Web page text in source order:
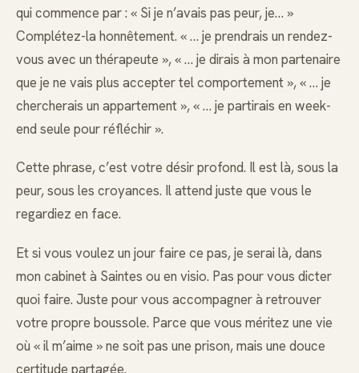
qui commence par : « Si je n’avais pas peur, je… »
Complétez-la honnêtement. « … je prendrais un rendez-
vous avec un thérapeute », « … je dirais à mon partenaire
que je ne vais plus accepter tel comportement », « … je
chercherais un appartement », « … je partirais en week-
end seule pour réfléchir ».
Cette phrase, c’est votre désir profond. Il est là, sous la
peur, sous les croyances. Il attend juste que vous le
regardiez en face.
Et si vous voulez un jour faire ce pas, je serai là, dans
mon cabinet à Saintes ou en visio. Pas pour vous dicter
quoi faire. Juste pour vous accompagner à retrouver
votre propre boussole. Parce que vous méritez une vie
où « il m’aime » ne soit pas une prison, mais une douce
certitude partagée.